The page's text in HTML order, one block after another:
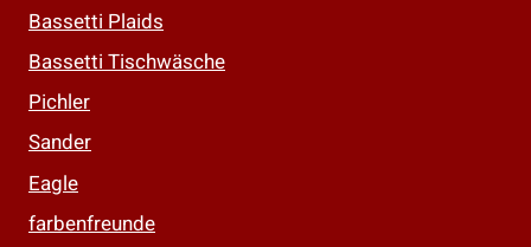
Bassetti Plaids
Bassetti Tischwäsche
Pichler
Sander
Eagle
farbenfreunde